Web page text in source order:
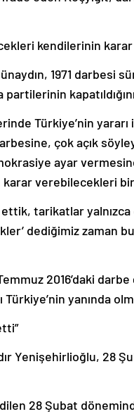
kendilerinin
1971 darbesi
Türkiye’nin yararı
çok açık
ayar
verebilecekleri bir
tarikatlar
dediğimiz zaman
Temmuz 2016’daki
yanında
Yenişehirlioğlu, 28
28 Şubat